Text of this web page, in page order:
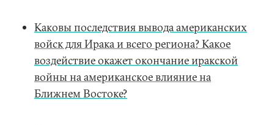
Каковы последствия вывода американских
войск для Ирака и всего региона? Какое
воздействие окажет окончание иракской
войны на американское влияние на
Ближнем Востоке?